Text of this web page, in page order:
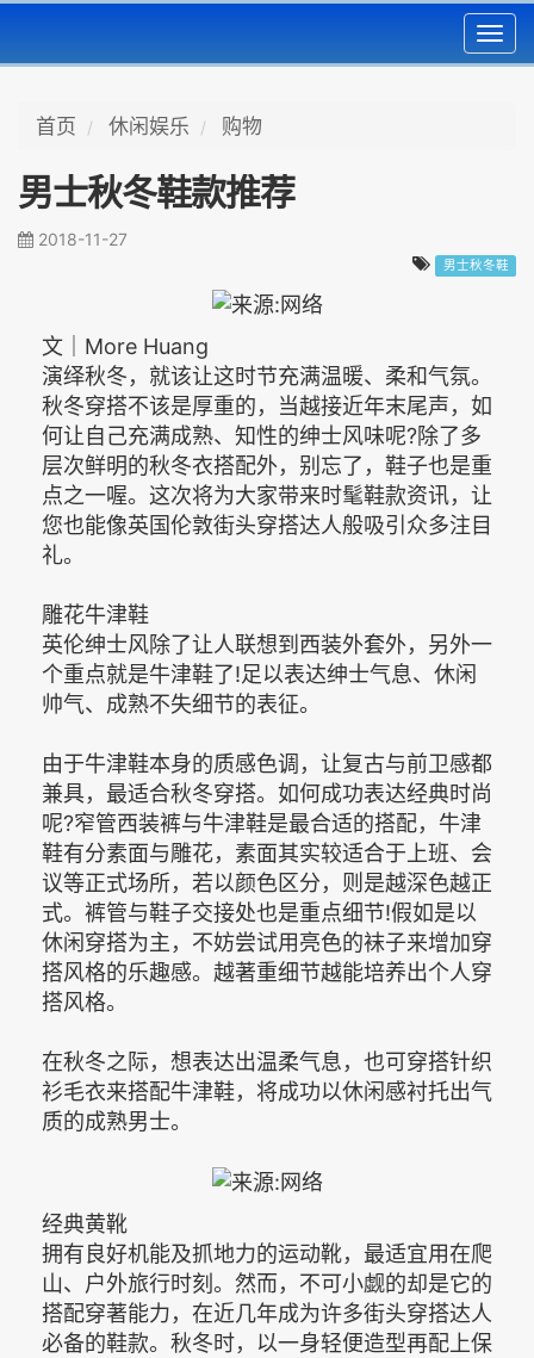
首页 休闲娱乐 购物
男士秋冬鞋款推荐
2018-11-27
男士秋冬鞋
文｜More Huang
演绎秋冬，就该让这时节充满温暖、柔和气氛。
秋冬穿搭不该是厚重的，当越接近年末尾声，如
何让自己充满成熟、知性的绅士风味呢?除了多
层次鲜明的秋冬衣搭配外，别忘了，鞋子也是重
点之一喔。这次将为大家带来时髦鞋款资讯，让
您也能像英国伦敦街头穿搭达人般吸引众多注目
礼。
雕花牛津鞋
英伦绅士风除了让人联想到西装外套外，另外一
个重点就是牛津鞋了!足以表达绅士气息、休闲
帅气、成熟不失细节的表征。
由于牛津鞋本身的质感色调，让复古与前卫感都
兼具，最适合秋冬穿搭。如何成功表达经典时尚
呢?窄管西装裤与牛津鞋是最合适的搭配，牛津
鞋有分素面与雕花，素面其实较适合于上班、会
议等正式场所，若以颜色区分，则是越深色越正
式。裤管与鞋子交接处也是重点细节!假如是以
休闲穿搭为主，不妨尝试用亮色的袜子来增加穿
搭风格的乐趣感。越著重细节越能培养出个人穿
搭风格。
在秋冬之际，想表达出温柔气息，也可穿搭针织
衫毛衣来搭配牛津鞋，将成功以休闲感衬托出气
质的成熟男士。
经典黄靴
拥有良好机能及抓地力的运动靴，最适宜用在爬
山、户外旅行时刻。然而，不可小觑的却是它的
搭配穿著能力，在近几年成为许多街头穿搭达人
必备的鞋款。秋冬时，以一身轻便造型再配上保